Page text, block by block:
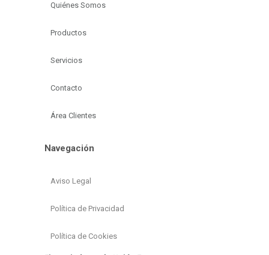
Quiénes Somos
Productos
Servicios
Contacto
Área Clientes
Navegación
Aviso Legal
Política de Privacidad
Política de Cookies